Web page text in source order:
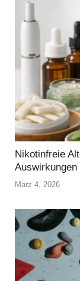
Nikotinfreie
März 4, 2026